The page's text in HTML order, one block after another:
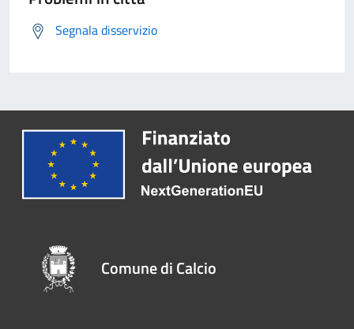
Segnala disservizio
Comune di Calcio